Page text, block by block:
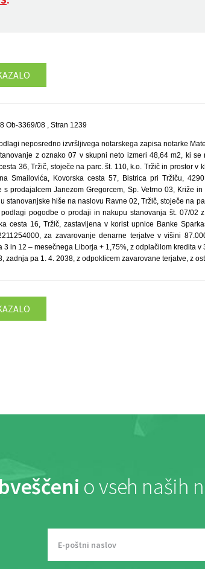
Ob-3369/08 , Stran 1239
neposredno izvršljivega notarskega zapisa notarke
z oznako 07 v skupni neto izmeri 48,64 m2, ki
36, Tržič, stoječe na parc. št. 110, k.o. Tržič in prostor
Smailovića, Kovorska cesta 57, Bistrica pri Tržiču,
s prodajalcem Janezom Gregorcem, Sp. Vetrno 03, Križe
stanovanjske hiše na naslovu Ravne 02, Tržič, stoječe na
pogodbe o prodaji in nakupu stanovanja št. 07/02
cesta 16, Tržič, zastavljena v korist upnice Banke
za zavarovanje denarne terjatve v višini
3 in 12 – mesečnega Liborja + 1,75%, z odplačilom kredita
zadnja pa 1. 4. 2038, z odpoklicem zavarovane terjatve, z
o vseh naših